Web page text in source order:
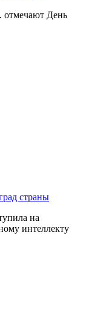
День
страны
на
интеллекту